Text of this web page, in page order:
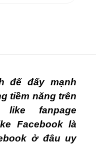
để đẩy mạnh
tiềm năng trên
fanpage
Facebook là
ở đâu uy